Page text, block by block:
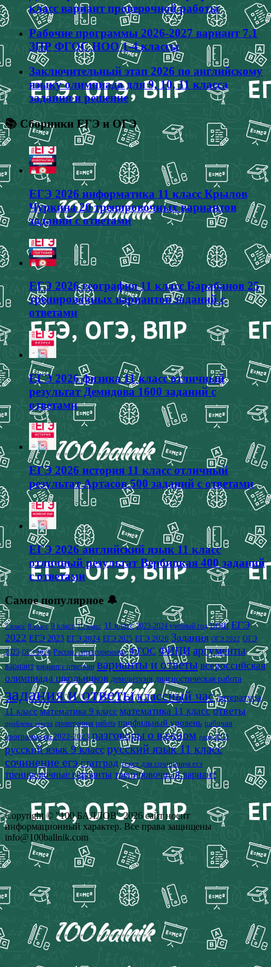
класс вариант проверочной работы
Рабочие программы 2026-2027 вариант 7.1
ЗПР ФГОС НОО 1-4 классы
Заключительный этап 2026 по английскому
языку олимпиада для 9, 10, 11 класса
задания и решение
📚 Сборники ЕГЭ и ОГЭ
ЕГЭ 2026 информатика 11 класс Крылов
Чуркина 20 тренировочных вариантов
заданий с ответами
ЕГЭ 2026 география 11 класс Барабанов 25
тренировочных вариантов заданий с
ответами
ЕГЭ 2026 физика 11 класс отличный
результат Демидова 1600 заданий с
ответами
ЕГЭ 2026 история 11 класс отличный
результат Артасов 500 заданий с ответами
ЕГЭ 2026 английский язык 11 класс
отличный результат Вербицкая 400 заданий
с ответами
Самое популярное 🔔
7 класс 8 класс 9 класс 10 класс 11 класс 2023-2024 учебный год ВОШ ЕГЭ
2022 ЕГЭ 2023 ЕГЭ 2024 ЕГЭ 2025 ЕГЭ 2026 Задания ОГЭ 2022 ОГЭ
2025 ОГЭ 2026 Россия - мои горизонты ФГОС ФИПИ аргументы
вариант вариант с ответами варианты и ответы всероссийская
олимпиада школьников демоверсия диагностическая работа
задания и ответыклассный час литература
11 класс математика 9 класс математика 11 класс ответы
проблема текста проверочная работа профильный уровень рабочая
программа на 2022-2023 разговоры о важном решу ЕГЭ
русский язык 9 класс русский язык 11 класс
сочинение егэ статград текст для сочинения егэ
тренировочные варианты тренировочный вариант
Copyright © "100 БАЛЛОВ" 2026 сайт носит
информационный характер. Все права защищены
info@100ballnik.com